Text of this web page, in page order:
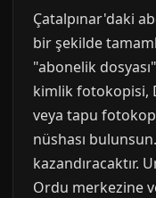
Çatalpınar'daki
bir şekilde
"abonelik
kimlik fotokopisi,
veya tapu
nüshası
kazandıracaktır.
Ordu merkezine